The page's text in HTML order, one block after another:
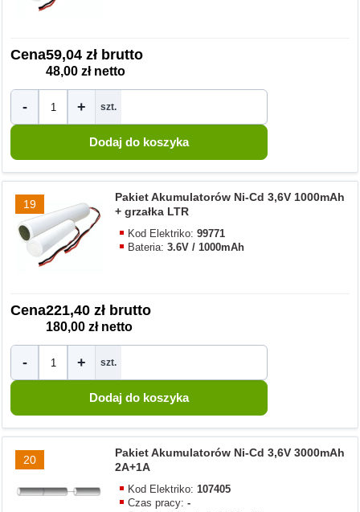
Cena59,04 zł brutto
48,00 zł netto
- + szt.
19
Pakiet Akumulatorów Ni-Cd 3,6V 1000mAh
+ grzałka LTR
Kod Elektriko:99771
Bateria:3.6V / 1000mAh
Cena221,40 zł brutto
180,00 zł netto
- + szt.
20
Pakiet Akumulatorów Ni-Cd 3,6V 3000mAh
2A+1A
Kod Elektriko:107405
Czas pracy:-